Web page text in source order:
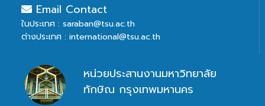
Email Contact
ในประเทศ : saraban@tsu.ac.th
ต่างประเทศ : international@tsu.ac.th
หน่วยประสานงานมหาวิทยาลัย
ทักษิณ กรุงเทพมหานคร